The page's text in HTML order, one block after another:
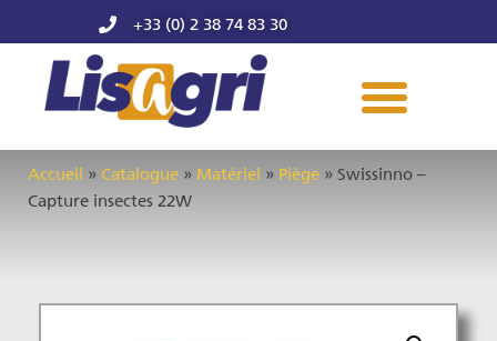
+33 (0) 2 38 74 83 30
Accueil » Catalogue » Matériel » Piège » Swissinno –
Capture insectes 22W